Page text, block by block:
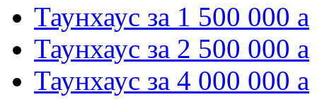
Таунхаус за 1 500 000 a
Таунхаус за 2 500 000 a
Таунхаус за 4 000 000 a